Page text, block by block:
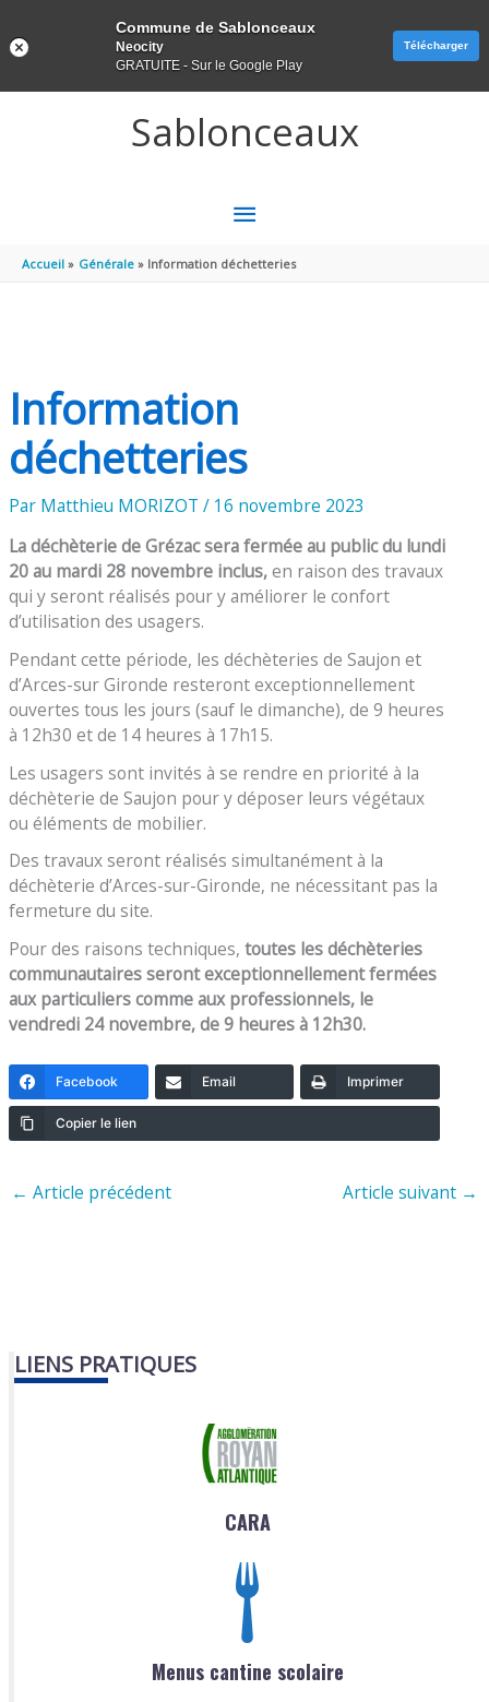
Sablonceaux
MENU
PRINCIPAL
Accueil Générale Information déchetteries
Information
déchetteries
Par Matthieu MORIZOT/ 16 novembre 2023
La déchèterie de Grézac sera fermée au public du lundi
20 au mardi 28 novembre inclus,en raison des travaux
qui y seront réalisés pour y améliorer le confort
d’utilisation des usagers.
Pendant cette période, les déchèteries de Saujon et
d’Arces-sur Gironde resteront exceptionnellement
ouvertes tous les jours (sauf le dimanche), de 9 heures
à 12h30 et de 14 heures à 17h15.
Les usagers sont invités à se rendre en priorité à la
déchèterie de Saujon pour y déposer leurs végétaux
ou éléments de mobilier.
Des travaux seront réalisés simultanément à la
déchèterie d’Arces-sur-Gironde, ne nécessitant pas la
fermeture du site.
Pour des raisons techniques,toutes les déchèteries
communautaires seront exceptionnellement fermées
aux particuliers comme aux professionnels, le
vendredi 24 novembre, de 9 heures à 12h30.
Facebook Email Imprimer
Copier le lien
← Article précédent Article suivant →
LIENS PRATIQUES
CARA
Menus cantine scolaire
Commune de Sablonceaux
Neocity
GRATUITE - Sur le Google Play
Télécharger